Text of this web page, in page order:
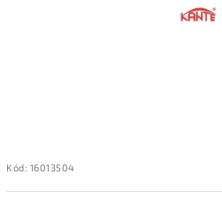
Kód: 16013504